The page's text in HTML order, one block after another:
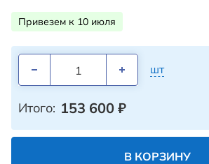
Привезем к 10 июля
шт
Итого: 153 600 ₽
В КОРЗИНУ